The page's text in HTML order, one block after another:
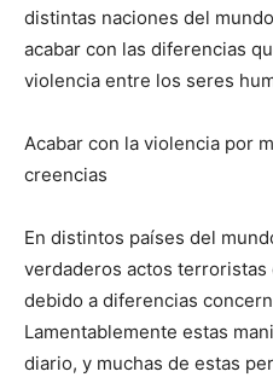
distintas naciones del
acabar con las diferencias
violencia entre los seres
Acabar con la violencia por
creencias
En distintos países del
verdaderos actos terroristas
debido a diferencias
Lamentablemente estas
diario, y muchas de estas